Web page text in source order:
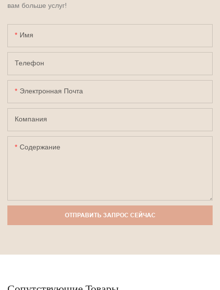
вам больше услуг!
Имя
Телефон
Электронная Почта
Компания
Содержание
ОТПРАВИТЬ ЗАПРОС СЕЙЧАС